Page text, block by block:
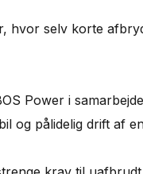
hvor selv korte
Power i
og pålidelig drift af